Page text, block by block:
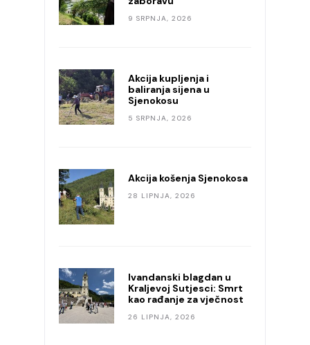
9 SRPNJA, 2026
Akcija kupljenja i
baliranja sijena u
Sjenokosu
5 SRPNJA, 2026
Akcija košenja Sjenokosa
28 LIPNJA, 2026
Ivandanski blagdan u
Kraljevoj Sutjesci: Smrt
kao rađanje za vječnost
26 LIPNJA, 2026